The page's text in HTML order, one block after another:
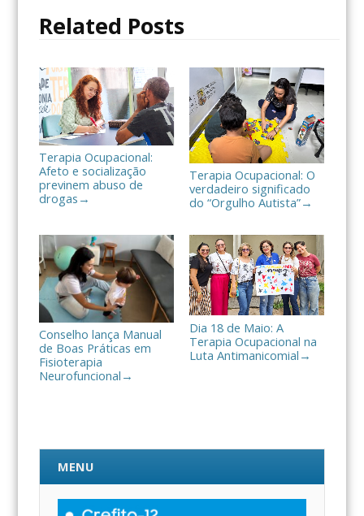
k
i
a
r
Related Posts
Terapia Ocupacional:
Afeto e socialização
previnem abuso de
drogas →
Terapia Ocupacional: O
verdadeiro significado
do “Orgulho Autista”→
Conselho lança Manual
de Boas Práticas em
Fisioterapia
Neurofuncional →
Dia 18 de Maio: A
Terapia Ocupacional na
Luta Antimanicomial →
MENU